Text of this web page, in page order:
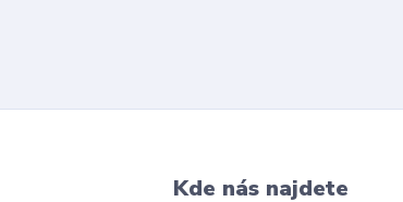
Kde nás najdete